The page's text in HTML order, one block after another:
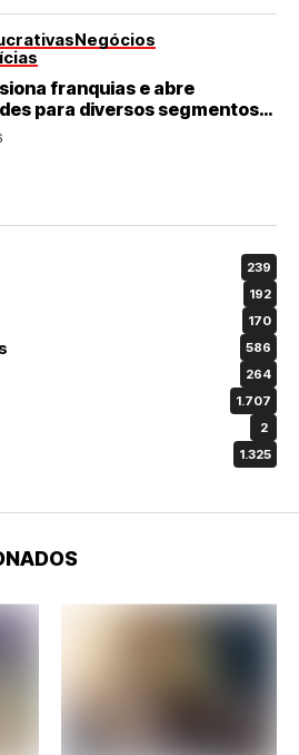
Negócios
franquias e abre
para diversos segmentos
239
192
170
586
264
1.707
2
1.325